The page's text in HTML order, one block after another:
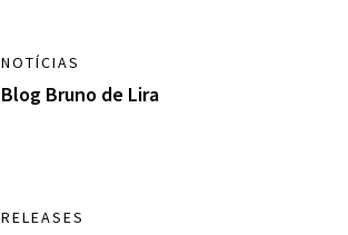
NOTÍCIAS
Blog Bruno de Lira
RELEASES